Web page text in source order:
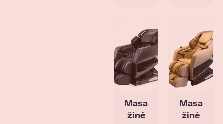
Masa
žinė
Masa
žinė